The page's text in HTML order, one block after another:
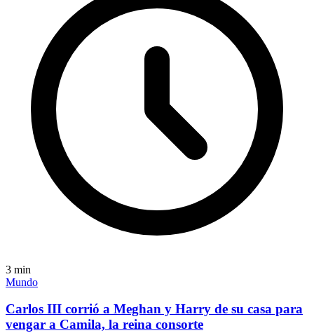
3 min
Mundo
Carlos III corrió a Meghan y Harry de su casa para
vengar a Camila, la reina consorte